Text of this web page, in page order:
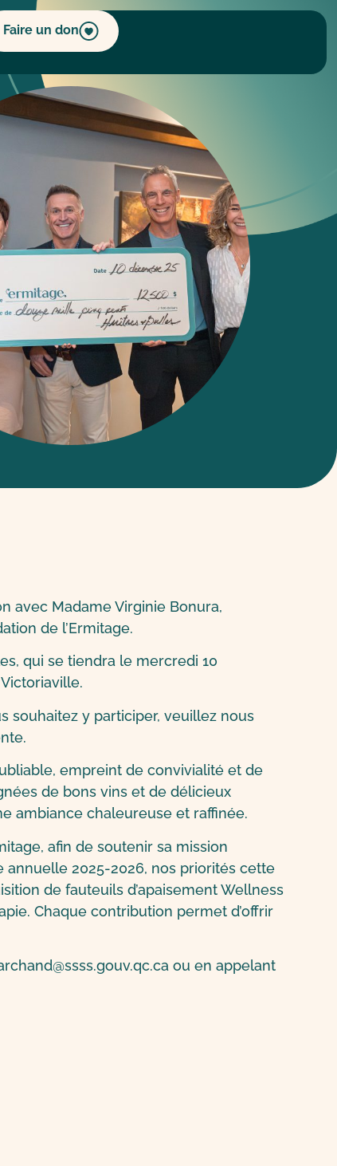
Faire un don
avec Madame Virginie Bonura,
de l’Ermitage.
qui se tiendra le mercredi 10
souhaitez y participer, veuillez nous
empreint de convivialité et de
de bons vins et de délicieux
ambiance chaleureuse et raffinée.
afin de soutenir sa mission
annuelle 2025-2026, nos priorités cette
de fauteuils d’apaisement Wellness
Chaque contribution permet d’offrir
ou en appelant